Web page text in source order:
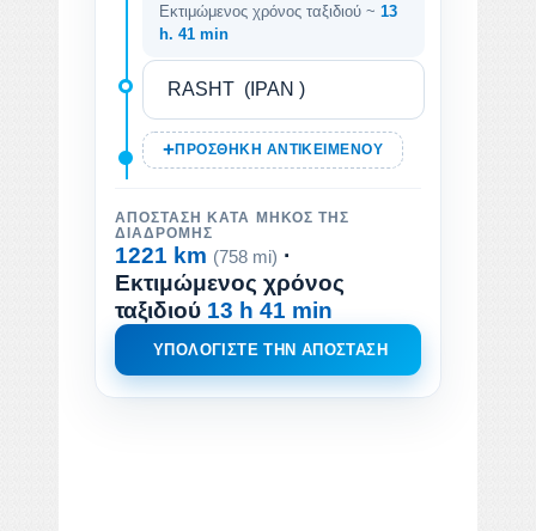
Εκτιμώμενος χρόνος ταξιδιού ~ 13
h. 41 min
ΠΡΟΣΘΉΚΗ ΑΝΤΙΚΕΙΜΈΝΟΥ
ΑΠΌΣΤΑΣΗ ΚΑΤΆ ΜΉΚΟΣ ΤΗΣ
ΔΙΑΔΡΟΜΉΣ
1221 km (758 mi) ·
Εκτιμώμενος χρόνος
ταξιδιού 13 h 41 min
ΥΠΟΛΟΓΊΣΤΕ ΤΗΝ ΑΠΌΣΤΑΣΗ